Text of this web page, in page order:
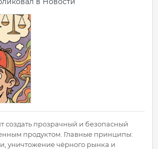
создать прозрачный и безопасный
продуктом. Главные принципы:
уничтожение чёрного рынка и